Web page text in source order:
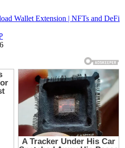
Wallet Extension | NFTs and DeFi